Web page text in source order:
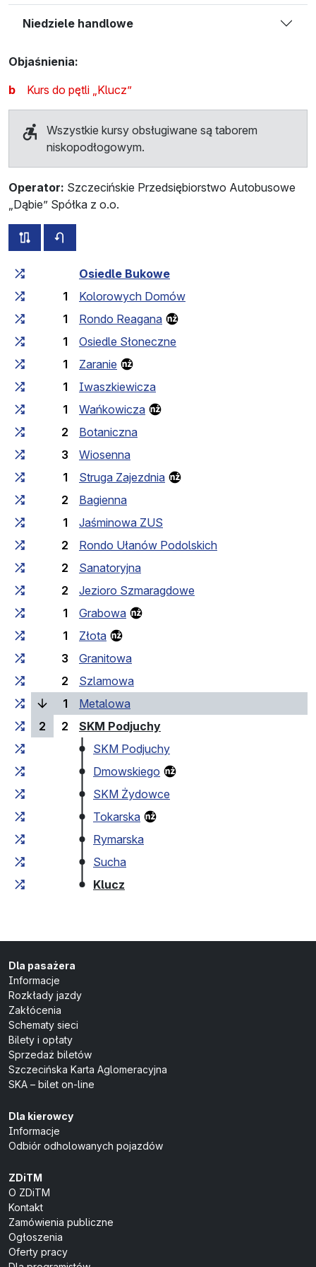
Niedziele handlowe
Objaśnienia:
b
Kurs do pętli „Klucz”
Wszystkie kursy obsługiwane są taborem
niskopodłogowym.
Operator: Szczecińskie Przedsiębiorstwo Autobusowe
„Dąbie” Spółka z o.o.
wszystkie trasy tej linii
Czas przejazdu narastająco
Osiedle Bukowe
1
Kolorowych Domów
1
Rondo Reagana
1
Osiedle Słoneczne
1
Zaranie
1
Iwaszkiewicza
1
Wańkowicza
2
Botaniczna
3
Wiosenna
1
Struga Zajezdnia
2
Bagienna
1
Jaśminowa ZUS
2
Rondo Ułanów Podolskich
2
Sanatoryjna
2
Jezioro Szmaragdowe
1
Grabowa
1
Złota
3
Granitowa
2
Szlamowa
1
Metalowa
2
2 SKM Podjuchy(przystanek końcowy)
SKM Podjuchy
Dmowskiego
SKM Żydowce
Tokarska
Rymarska
Sucha
Klucz
Dla pasażera
Informacje
Rozkłady jazdy
Zakłócenia
Schematy sieci
Bilety i opłaty
Sprzedaż biletów
Szczecińska Karta Aglomeracyjna
SKA – bilet on-line
Dla kierowcy
Informacje
Odbiór odholowanych pojazdów
ZDiTM
O ZDiTM
Kontakt
Zamówienia publiczne
Ogłoszenia
Oferty pracy